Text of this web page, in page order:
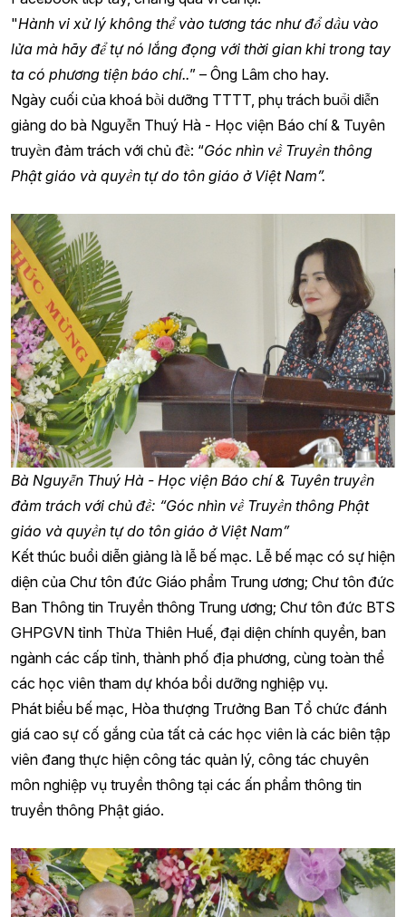
"Hành vi xử lý không thể vào tương tác như đổ dầu vào
lửa mà hãy để tự nó lắng đọng với thời gian khi trong tay
ta có phương tiện báo chí..” – Ông Lâm cho hay.
Ngày cuối của khoá bồi dưỡng TTTT, phụ trách buổi diễn
giảng do bà Nguyễn Thuý Hà - Học viện Báo chí & Tuyên
truyền đảm trách với chủ đề: “Góc nhìn về Truyền thông
Phật giáo và quyền tự do tôn giáo ở Việt Nam”.
Bà Nguyễn Thuý Hà - Học viện Báo chí & Tuyên truyền
đảm trách với chủ đề: “Góc nhìn về Truyền thông Phật
giáo và quyền tự do tôn giáo ở Việt Nam”
Kết thúc buổi diễn giảng là lễ bế mạc. Lễ bế mạc có sự hiện
diện của Chư tôn đức Giáo phẩm Trung ương; Chư tôn đức
Ban Thông tin Truyền thông Trung ương; Chư tôn đức BTS
GHPGVN tỉnh Thừa Thiên Huế, đại diện chính quyền, ban
ngành các cấp tỉnh, thành phố địa phương, cùng toàn thể
các học viên tham dự khóa bồi dưỡng nghiệp vụ.
Phát biểu bế mạc, Hòa thượng Trưởng Ban Tổ chức đánh
giá cao sự cố gắng của tất cả các học viên là các biên tập
viên đang thực hiện công tác quản lý, công tác chuyên
môn nghiệp vụ truyền thông tại các ấn phẩm thông tin
truyền thông Phật giáo.